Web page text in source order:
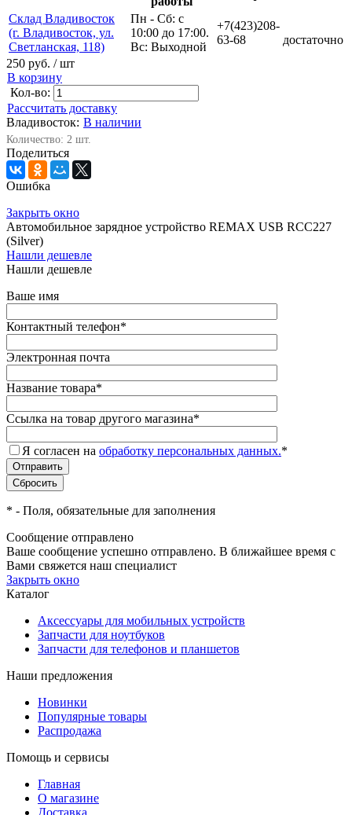
Склад Владивосток
(г. Владивосток, ул.
Светланская, 118)
Пн - Сб: с
10:00 до 17:00.
Вс: Выходной
+7(423)208-
63-68
достаточно
250 руб. / шт
В корзину
Кол-во:
Рассчитать доставку
Владивосток: В наличии
Количество: 2 шт.
Поделиться
Ошибка
Закрыть окно
Автомобильное зарядное устройство REMAX USB RCC227
(Silver)
Нашли дешевле
Нашли дешевле
Ваше имя
Контактный телефон*
Электронная почта
Название товара*
Ссылка на товар другого магазина*
Я согласен на обработку персональных данных.*
* - Поля, обязательные для заполнения
Сообщение отправлено
Ваше сообщение успешно отправлено. В ближайшее время с
Вами свяжется наш специалист
Закрыть окно
Каталог
Аксессуары для мобильных устройств
Запчасти для ноутбуков
Запчасти для телефонов и планшетов
Наши предложения
Новинки
Популярные товары
Распродажа
Помощь и сервисы
Главная
О магазине